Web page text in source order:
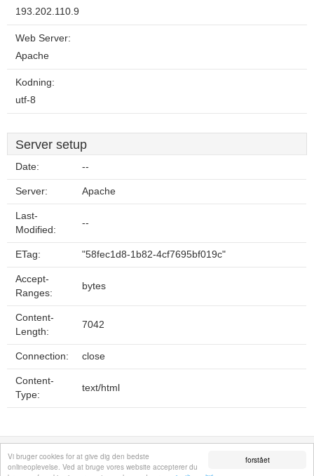
forstået
Vi bruger cookies for at give dig den bedste
onlineoplevelse. Ved at bruge vores website accepterer du
193.202.110.9
Web Server:
Apache
Kodning:
utf-8
Server setup
Date: --
Server: Apache
Last-
Modified:
--
ETag: "58fec1d8-1b82-4cf7695bf019c"
Accept-
Ranges:
bytes
Content-
Length:
7042
Connection: close
Content-
Type:
text/html